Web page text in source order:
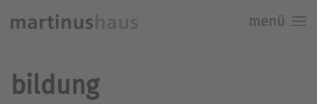
menü
bildung